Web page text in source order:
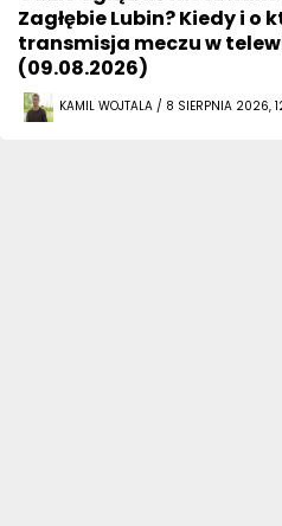
Zagłębie Lubin? Kiedy i o
transmisja meczu w
(09.08.2026)
KAMIL WOJTALA / 8 SIERPNIA 2026,